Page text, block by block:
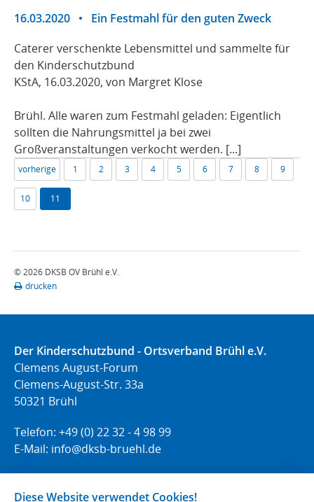
16.03.2020 • Ein Festmahl für den guten Zweck
Caterer verschenkte Lebensmittel und sammelte für
den Kinderschutzbund
KStA, 16.03.2020, von Margret Klose
Brühl. Alle waren zum Festmahl geladen: Eigentlich
sollten die Nahrungsmittel ja bei zwei
Großveranstaltungen verkocht werden. [...]
vorherige 1 2 3 4 5 6 7 8 9
10 11
© 2026 DKSB OV Brühl e.V.
drucken
Der Kinderschutzbund - Ortsverband Brühl e.V.
Clemens August-Forum
Clemens-August-Str. 33a
50321 Brühl
Telefon: +49 (0) 22 32 - 4 98 99
E-Mail: info@dksb-bruehl.de
Volltext-Suche
Diese Website verwendet Cookies!